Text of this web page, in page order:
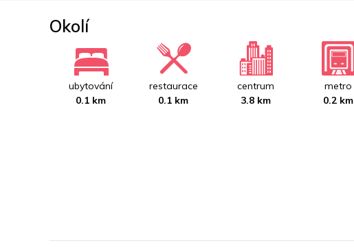
Okolí
ubytování
0.1 km
restaurace
0.1 km
centrum
3.8 km
metro
0.2 km